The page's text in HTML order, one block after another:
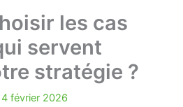
les cas
servent
stratégie ?
4 février 2026